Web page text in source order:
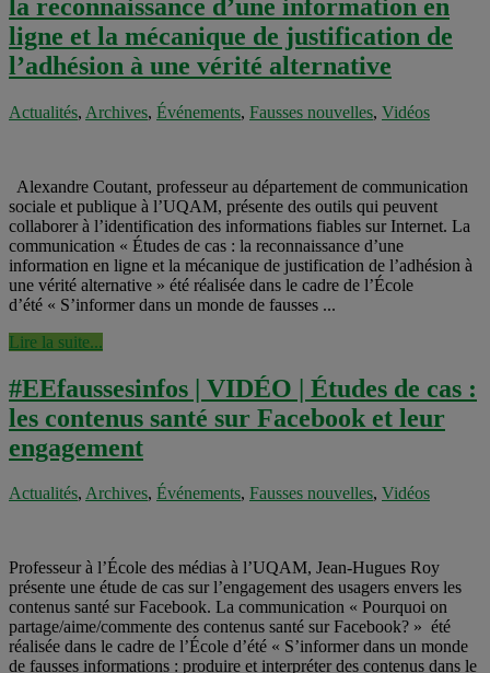
la reconnaissance d’une information en
ligne et la mécanique de justification de
l’adhésion à une vérité alternative
Actualités, Archives, Événements, Fausses nouvelles, Vidéos
Alexandre Coutant, professeur au département de communication
sociale et publique à l’UQAM, présente des outils qui peuvent
collaborer à l’identification des informations fiables sur Internet. La
communication « Études de cas : la reconnaissance d’une
information en ligne et la mécanique de justification de l’adhésion à
une vérité alternative » été réalisée dans le cadre de l’École
d’été « S’informer dans un monde de fausses ...
Lire la suite...
#EEfaussesinfos | VIDÉO | Études de cas :
les contenus santé sur Facebook et leur
engagement
Actualités, Archives, Événements, Fausses nouvelles, Vidéos
Professeur à l’École des médias à l’UQAM, Jean-Hugues Roy
présente une étude de cas sur l’engagement des usagers envers les
contenus santé sur Facebook. La communication « Pourquoi on
partage/aime/commente des contenus santé sur Facebook? » été
réalisée dans le cadre de l’École d’été « S’informer dans un monde
de fausses informations : produire et interpréter des contenus dans le